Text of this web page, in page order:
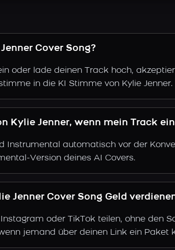
Cover Song?
oder lade deinen Track hoch,
in die KI Stimme von Kylie Jenner.
Kylie Jenner, wenn mein Track
Instrumental automatisch vor der
Version deines AI Covers.
Jenner Cover Song Geld
oder TikTok teilen, ohne den
jemand über deinen Link ein Paket